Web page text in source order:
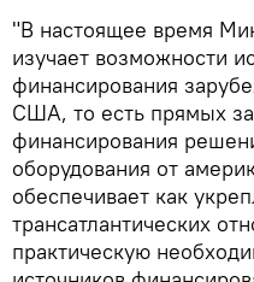
"В настоящее время
изучает возможности
финансирования
США, то есть прямых
финансирования
оборудования от
обеспечивает как
трансатлантических
практическую